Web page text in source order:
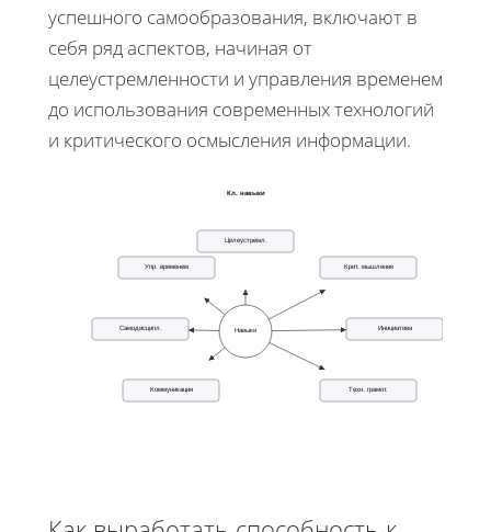
успешного самообразования, включают в
себя ряд аспектов, начиная от
целеустремленности и управления временем
до использования современных технологий
и критического осмысления информации.
Кл. навыки
Навыки
Целеустремл.
Упр. временем Крит. мышление
Самодисципл. Инициатива
Коммуникация Техн. грамот.